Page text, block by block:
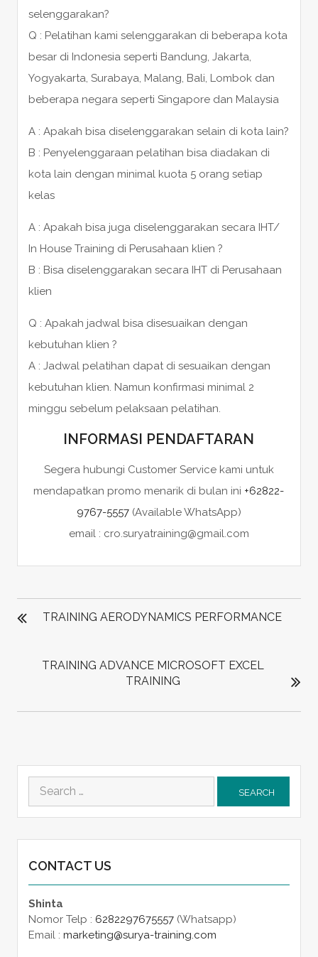
selenggarakan?
Q : Pelatihan kami selenggarakan di beberapa kota
besar di Indonesia seperti Bandung, Jakarta,
Yogyakarta, Surabaya, Malang, Bali, Lombok dan
beberapa negara seperti Singapore dan Malaysia
A : Apakah bisa diselenggarakan selain di kota lain?
B : Penyelenggaraan pelatihan bisa diadakan di
kota lain dengan minimal kuota 5 orang setiap
kelas
A : Apakah bisa juga diselenggarakan secara IHT/
In House Training di Perusahaan klien ?
B : Bisa diselenggarakan secara IHT di Perusahaan
klien
Q : Apakah jadwal bisa disesuaikan dengan
kebutuhan klien ?
A : Jadwal pelatihan dapat di sesuaikan dengan
kebutuhan klien. Namun konfirmasi minimal 2
minggu sebelum pelaksaan pelatihan.
INFORMASI PENDAFTARAN
Segera hubungi Customer Service kami untuk
mendapatkan promo menarik di bulan ini +62822-
9767-5557(Available WhatsApp)
email : cro.suryatraining@gmail.com
POST
NAVIGATION
TRAINING AERODYNAMICS PERFORMANCE
TRAINING ADVANCE MICROSOFT EXCEL
TRAINING
Search
for:
CONTACT US
Shinta
Nomor Telp : 6282297675557(Whatsapp)
Email : marketing@surya-training.com